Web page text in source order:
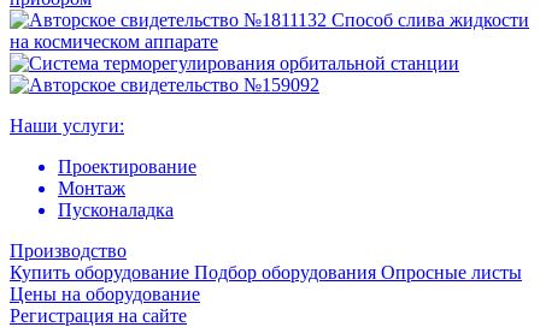
Наши услуги:
Проектирование
Монтаж
Пусконаладка
Производство
Купить оборудование Подбор оборудования Опросные листы
Цены на оборудование
Регистрация на сайте